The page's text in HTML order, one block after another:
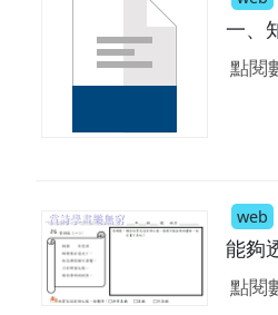
一、
點閱
web
能夠
點閱